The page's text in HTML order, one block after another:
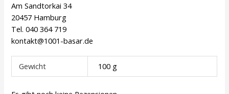
Am Sandtorkai 34
20457 Hamburg
Tel. 040 364 719
kontakt@1001-basar.de
Gewicht 100 g